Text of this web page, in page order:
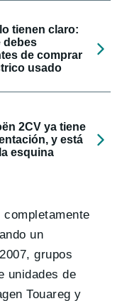
tienen claro:
debes
de comprar
usado
2CV ya tiene
y está
esquina
un
grupos
unidades de
Touareg y